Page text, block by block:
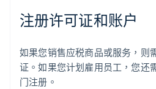
注册许可证和账户
如果您销售应税商品或服务，则
证。如果您计划雇用员工，您还
门注册。